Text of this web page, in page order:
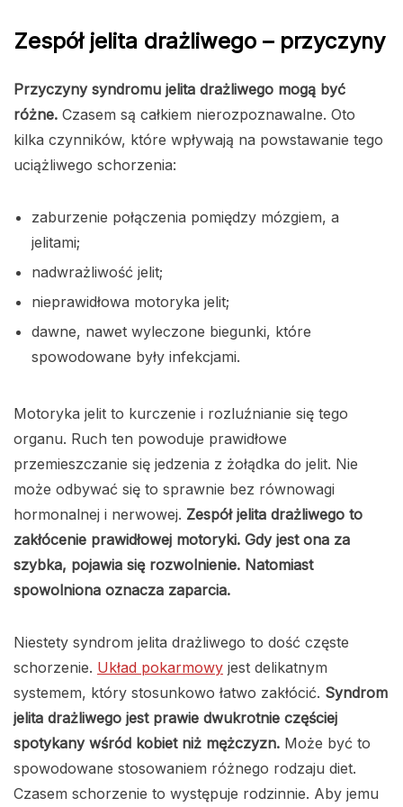
Zespół jelita drażliwego – przyczyny
Przyczyny syndromu jelita drażliwego mogą być
różne. Czasem są całkiem nierozpoznawalne. Oto
kilka czynników, które wpływają na powstawanie tego
uciążliwego schorzenia:
zaburzenie połączenia pomiędzy mózgiem, a
jelitami;
nadwrażliwość jelit;
nieprawidłowa motoryka jelit;
dawne, nawet wyleczone biegunki, które
spowodowane były infekcjami.
Motoryka jelit to kurczenie i rozluźnianie się tego
organu. Ruch ten powoduje prawidłowe
przemieszczanie się jedzenia z żołądka do jelit. Nie
może odbywać się to sprawnie bez równowagi
hormonalnej i nerwowej. Zespół jelita drażliwego to
zakłócenie prawidłowej motoryki. Gdy jest ona za
szybka, pojawia się rozwolnienie. Natomiast
spowolniona oznacza zaparcia.
Niestety syndrom jelita drażliwego to dość częste
schorzenie. Układ pokarmowy jest delikatnym
systemem, który stosunkowo łatwo zakłócić. Syndrom
jelita drażliwego jest prawie dwukrotnie częściej
spotykany wśród kobiet niż mężczyzn. Może być to
spowodowane stosowaniem różnego rodzaju diet.
Czasem schorzenie to występuje rodzinnie. Aby jemu